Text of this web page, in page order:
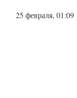
25 февраля, 01:09